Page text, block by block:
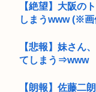
【絶望】大阪の
しまうwww (※画
【悲報】妹さん
てしまう⇒www
【朗報】佐藤二